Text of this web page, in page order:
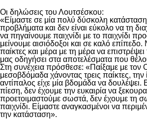
Οι δηλώσεις του Λουτσέσκου:
«Είμαστε σε μία πολύ δύσκολη
προβλήματα και δεν είναι εύκολο να τη
να πηγαίνουμε παιχνίδι με το παιχνίδι
μείνουμε αισιόδοξοι και σε καλό
παίκτες και μέρα με τη μέρα να
μας οδηγήσει στα αποτελέσματα που
Στη συνέχεια πρόσθεσε: «Παίξαμε με τον
μεσοβδόμαδα χάνοντας τρεις παίκτες, την
αντίπαλος είχε μία βδομάδα να δουλέψει.
πίεση, δεν έχουμε την ευκαιρία να
προετοιμαστούμε σωστά, δεν έχουμε τη
παιχνίδι. Είμαστε αναγκασμένοι να
την κατάσταση».